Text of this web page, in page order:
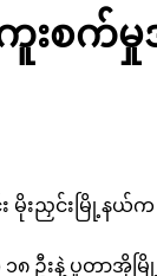
က်မှုအ
းညှင်းမြို့နယ်
၁၈ ဦးနဲ့ ပူတာ